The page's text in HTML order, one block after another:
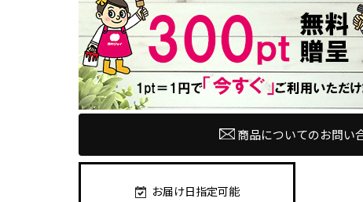
商品についてのお問い
お届け日指定可能